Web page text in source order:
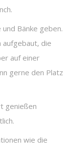
Bänke geben.
aufgebaut, die
auf einer
gerne den Platz
genießen
wie die